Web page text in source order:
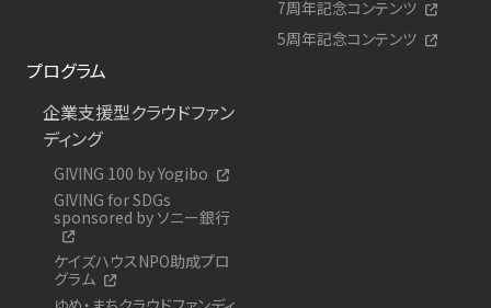
7周年記念コンテンツ
5周年記念コンテンツ
プログラム
企業支援型クラウドファン
ディング
GIVING 100 by Yogibo
GIVING for SDGs
sponsored by ソニー銀行
ケイズハウスNPO助成プロ
グラム